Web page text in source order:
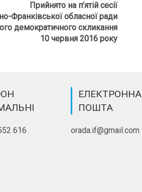
Прийнято на п’ятій сесії
Франківської обласної ради
демократичного скликання
10 червня 2016 року
616
ЕЛЕКТРОННА
ПОШТА
orada.if@gmail.com